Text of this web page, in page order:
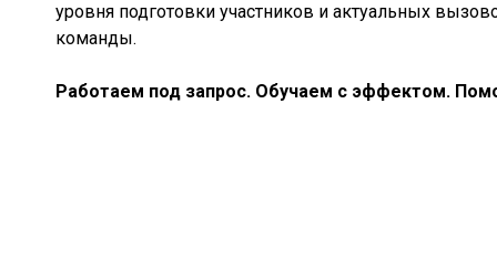
уровня подготовки участников и актуальных
команды.
Работаем под запрос. Обучаем с эффектом.